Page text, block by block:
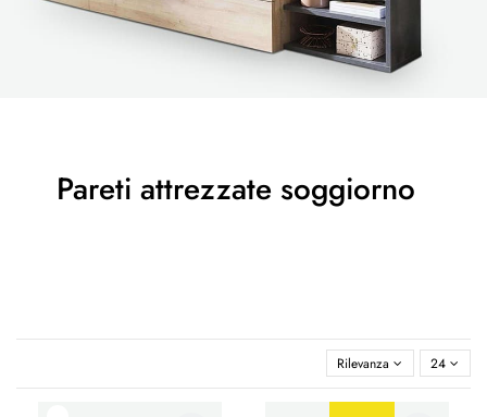
Pareti attrezzate soggiorno
Rilevanza 24